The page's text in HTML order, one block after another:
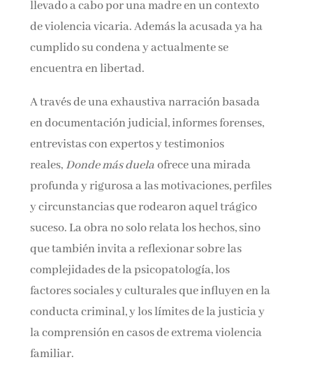
llevado a cabo por una madre en un contexto
de violencia vicaria. Además la acusada ya ha
cumplido su condena y actualmente se
encuentra en libertad.
A través de una exhaustiva narración basada
en documentación judicial, informes forenses,
entrevistas con expertos y testimonios
reales, Donde más duelaofrece una mirada
profunda y rigurosa a las motivaciones, perfiles
y circunstancias que rodearon aquel trágico
suceso. La obra no solo relata los hechos, sino
que también invita a reflexionar sobre las
complejidades de la psicopatología, los
factores sociales y culturales que influyen en la
conducta criminal, y los límites de la justicia y
la comprensión en casos de extrema violencia
familiar.